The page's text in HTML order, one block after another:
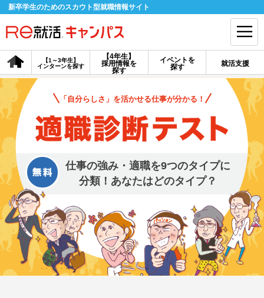
新卒学生のためのスカウト型就職情報サイト
【4年生】
採用情報を
探す
【1～3年生】
インターンを探す
イベントを
探す
就活支援
会員登録 ログイン
会員ID・パスワードを忘れた方はこちら
探す
【4年生】
採用情報を探す
【4年生】
説明会を探す
【1～3年生】
インターンを探す
イベントを探す スカウト お知らせ
就活ノウハウ・サポート
「自分らしさ」を活かせる仕事が分かる！
仕事の強み・適職を9つのタイプに
分類！あなたはどのタイプ？